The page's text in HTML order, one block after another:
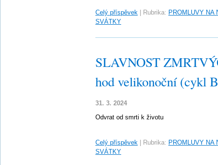
Celý příspěvek Rubrika: PROMLUVY NA
SVÁTKY
SLAVNOST
hod velikonoční (cykl
31. 3. 2024
Odvrat od smrti k životu
Celý příspěvek Rubrika: PROMLUVY NA
SVÁTKY